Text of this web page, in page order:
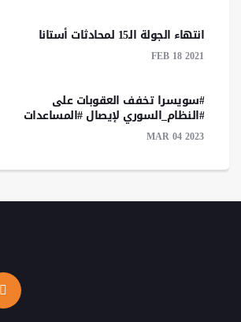
انتهاء الجولة الـ15 لمحادثات أستانا
FEB 18 2021
#سويسرا تخفف العقوبات على
#النظام_السوري لإيصال #المساعدات
MAR 04 2023